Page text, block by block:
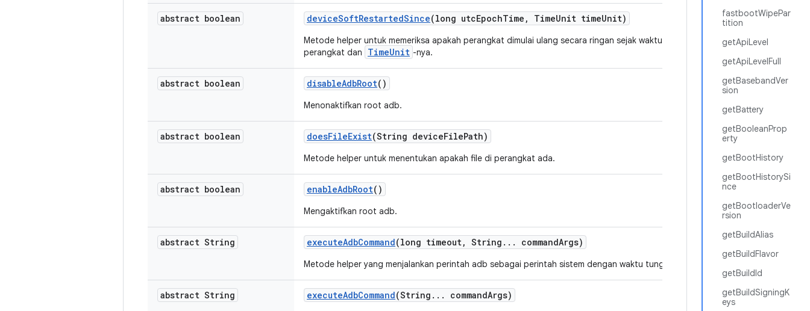
fastbootWipePar
tition
getApiLevel
getApiLevelFull
getBasebandVer
sion
getBattery
getBooleanProp
erty
getBootHistory
getBootHistorySi
nce
getBootloaderVe
rsion
getBuildAlias
getBuildFlavor
getBuildId
getBuildSigningK
eys
abstract boolean deviceSoftRestartedSince(long utcEpochTime , TimeUnit timeUnit)
Metode helper untuk memeriksa apakah perangkat dimulai ulang secara ringan sejak waktu UTC sejak epoch dari
perangkat dan
TimeUnit -nya.
abstract boolean disableAdbRoot()
Menonaktifkan root adb.
abstract boolean doesFileExist(String deviceFilePath)
Metode helper untuk menentukan apakah file di perangkat ada.
abstract boolean enableAdbRoot()
Mengaktifkan root adb.
abstract String executeAdbCommand(long timeout, String . . . commandArgs)
Metode helper yang menjalankan perintah adb sebagai perintah sistem dengan waktu tunggu yang ditentukan.
abstract String executeAdbCommand(String . . . commandArgs)